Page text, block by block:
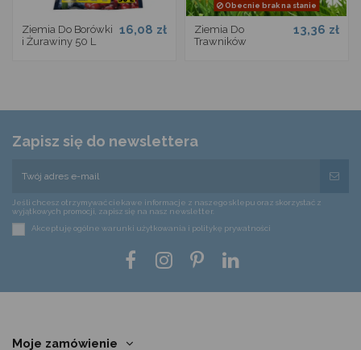
Ziemia Do Borówki
i Żurawiny 50 L
16,08 zł
Obecnie brak na stanie
Ziemia Do
Trawników
13,36 zł
Zapisz się do newslettera
Jeśli chcesz otrzymywać ciekawe informacje z naszego sklepu oraz skorzystać z
wyjątkowych promocji, zapisz się na nasz newsletter.
Akceptuję ogólne warunki użytkowania i politykę prywatności
Moje zamówienie